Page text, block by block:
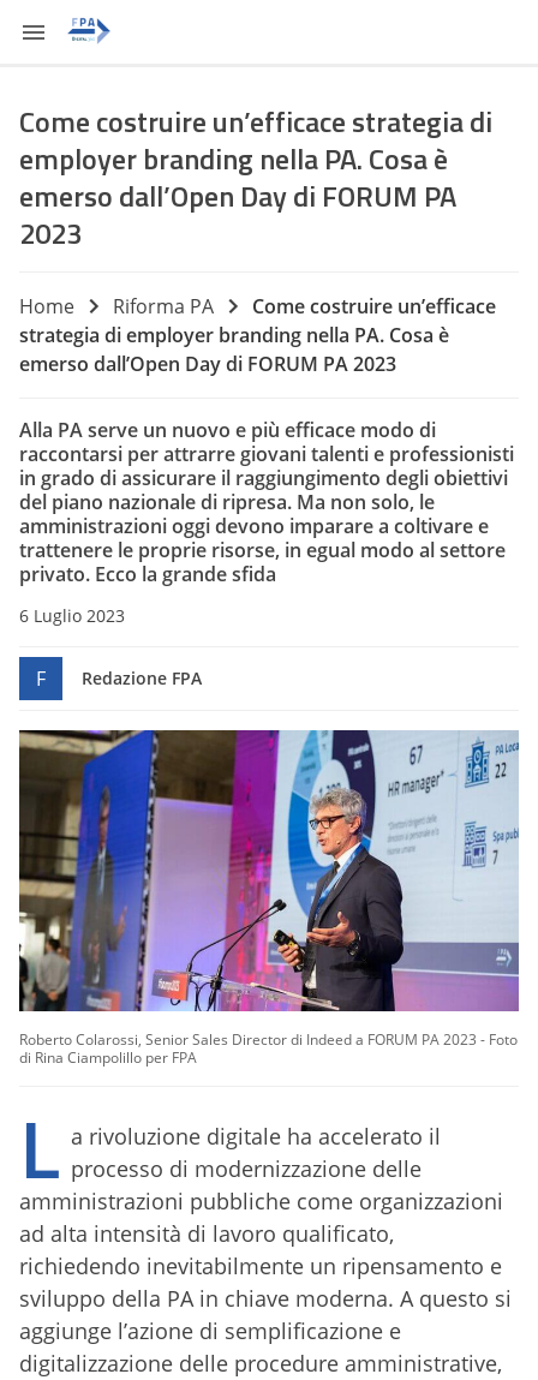
Come costruire un’efficace strategia di
employer branding nella PA. Cosa è
emerso dall’Open Day di FORUM PA
2023
Home Riforma PA
Come costruire un’efficace
strategia di employer branding nella PA. Cosa è
emerso dall’Open Day di FORUM PA 2023
Alla PA serve un nuovo e più efficace modo di
raccontarsi per attrarre giovani talenti e professionisti
in grado di assicurare il raggiungimento degli obiettivi
del piano nazionale di ripresa. Ma non solo, le
amministrazioni oggi devono imparare a coltivare e
trattenere le proprie risorse, in egual modo al settore
privato. Ecco la grande sfida
6 Luglio 2023
F Redazione FPA
Roberto Colarossi, Senior Sales Director di Indeed a FORUM PA 2023 - Foto
di Rina Ciampolillo per FPA
L a rivoluzione digitale ha accelerato il
processo di modernizzazione delle
amministrazioni pubbliche come organizzazioni
ad alta intensità di lavoro qualificato,
richiedendo inevitabilmente un ripensamento e
sviluppo della PA in chiave moderna. A questo si
aggiunge l’azione di semplificazione e
digitalizzazione delle procedure amministrative,